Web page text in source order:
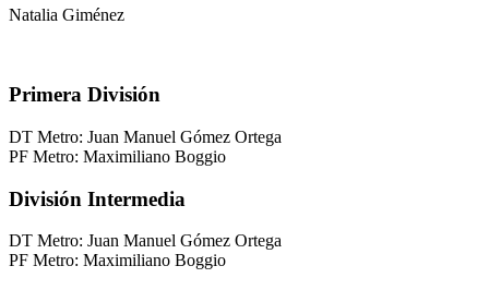
Natalia Giménez
Primera División
DT Metro: Juan Manuel Gómez Ortega
PF Metro: Maximiliano Boggio
División Intermedia
DT Metro: Juan Manuel Gómez Ortega
PF Metro: Maximiliano Boggio